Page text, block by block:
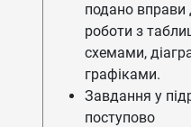
подано вправи
роботи з
схемами,
графіками.
Завдання у
поступово